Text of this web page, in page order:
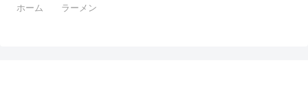
ホーム ラーメン